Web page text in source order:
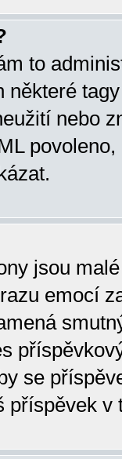
to
některé
nebo
jsou
emocí
se
příspěvek v